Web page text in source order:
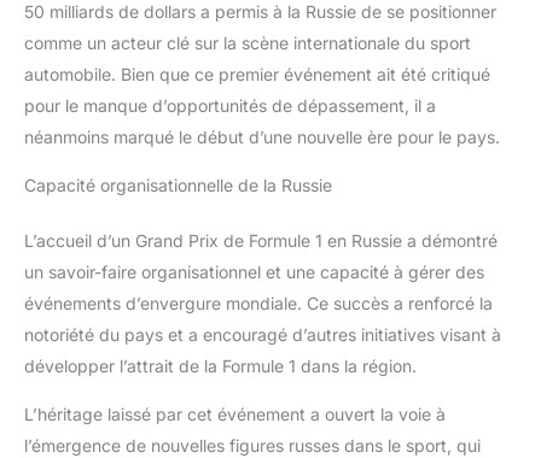
50 milliards de dollars a permis à la Russie de se positionner
comme un acteur clé sur la scène internationale du sport
automobile. Bien que ce premier événement ait été critiqué
pour le manque d’opportunités de dépassement, il a
néanmoins marqué le début d’une nouvelle ère pour le pays.
Capacité organisationnelle de la Russie
L’accueil d’un Grand Prix de Formule 1 en Russie a démontré
un savoir-faire organisationnel et une capacité à gérer des
événements d’envergure mondiale. Ce succès a renforcé la
notoriété du pays et a encouragé d’autres initiatives visant à
développer l’attrait de la Formule 1 dans la région.
L’héritage laissé par cet événement a ouvert la voie à
l’émergence de nouvelles figures russes dans le sport, qui